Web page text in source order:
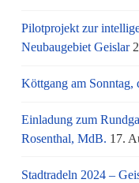
Pilotprojekt zur
Neubaugebiet Geislar
Köttgang am Sonntag,
Einladung zum
Rosenthal, MdB. 17.
Stadtradeln 2024 –